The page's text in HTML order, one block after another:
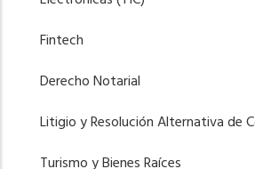
Fintech
Derecho Notarial
Litigio y Resolución Alternativa de
Turismo y Bienes Raíces